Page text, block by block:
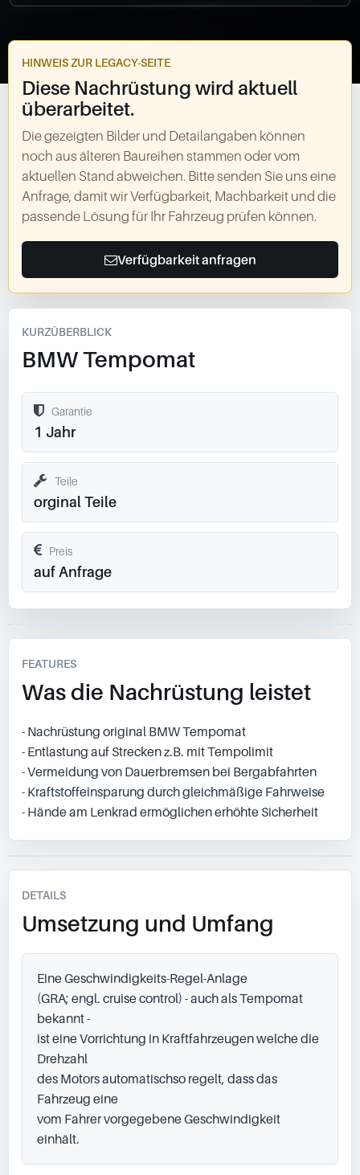
HINWEIS ZUR LEGACY-SEITE
Diese Nachrüstung wird aktuell
überarbeitet.
Die gezeigten Bilder und Detailangaben können
noch aus älteren Baureihen stammen oder vom
aktuellen Stand abweichen. Bitte senden Sie uns eine
Anfrage, damit wir Verfügbarkeit, Machbarkeit und die
passende Lösung für Ihr Fahrzeug prüfen können.
Verfügbarkeit anfragen
KURZÜBERBLICK
BMW Tempomat
Garantie
1 Jahr
Teile
orginal Teile
Preis
auf Anfrage
FEATURES
Was die Nachrüstung leistet
- Nachrüstung original BMW Tempomat
- Entlastung auf Strecken z.B. mit Tempolimit
- Vermeidung von Dauerbremsen bei Bergabfahrten
- Kraftstoffeinsparung durch gleichmäßige Fahrweise
- Hände am Lenkrad ermöglichen erhöhte Sicherheit
DETAILS
Umsetzung und Umfang
Eine Geschwindigkeits-Regel-Anlage
(GRA; engl. cruise control) - auch als Tempomat
bekannt -
ist eine Vorrichtung in Kraftfahrzeugen welche die
Drehzahl
des Motors automatischso regelt, dass das
Fahrzeug eine
vom Fahrer vorgegebene Geschwindigkeit
einhält.